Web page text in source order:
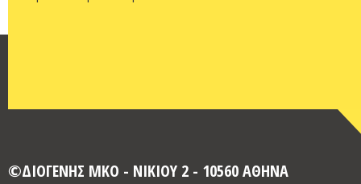
©ΔΙΟΓΕΝΗΣ ΜΚΟ - ΝΙΚΙΟΥ 2 - 10560 ΑΘΗΝΑ